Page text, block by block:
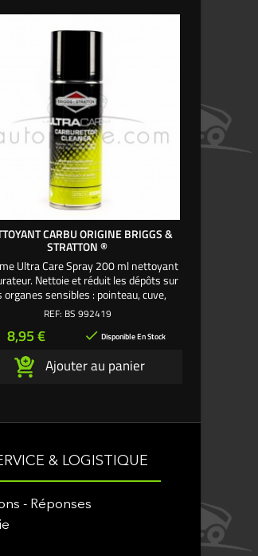
CARBU ORIGINE BRIGGS &
STRATTON ®
Ultra Care Spray 200 ml nettoyant
Nettoie et réduit les dépôts sur
organes sensibles : pointeau, cuve,
gicleur ...
REF: BS 992419
Prix
8,95 €  Disponible En Stock
Ajouter au panier
& LOGISTIQUE
- Réponses